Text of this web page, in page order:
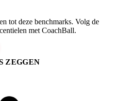
tot deze benchmarks. Volg de
met CoachBall.
ZEGGEN